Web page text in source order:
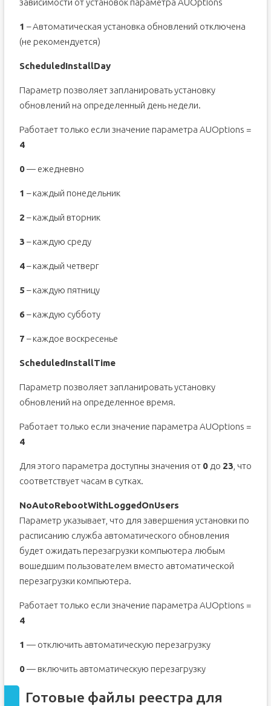
зависимости от установок параметра AUOptions
1 – Автоматическая установка обновлений отключена
(не рекомендуется)
ScheduledInstallDay
Параметр позволяет запланировать установку
обновлений на определенный день недели.
Работает только если значение параметра AUOptions =
4
0— ежедневно
1 – каждый понедельник
2 – каждый вторник
3 – каждую среду
4– каждый четверг
5 – каждую пятницу
6– каждую субботу
7 – каждое воскресенье
ScheduledInstallTime
Параметр позволяет запланировать установку
обновлений на определенное время.
Работает только если значение параметра AUOptions =
4
Для этого параметра доступны значения от 0до 23 , что
соответствует часам в сутках.
NoAutoRebootWithLoggedOnUsers
Параметр указывает, что для завершения установки по
расписанию служба автоматического обновления
будет ожидать перезагрузки компьютера любым
вошедшим пользователем вместо автоматической
перезагрузки компьютера.
Работает только если значение параметра AUOptions =
4
1 — отключить автоматическую перезагрузку
0— включить автоматическую перезагрузку
Готовые файлы реестра для